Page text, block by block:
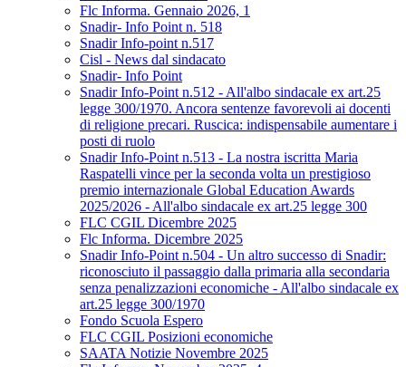
Flc Informa. Gennaio 2026, 1
Snadir- Info Point n. 518
Snadir Info-point n.517
Cisl - News dal sindacato
Snadir- Info Point
Snadir Info-Point n.512 - All'albo sindacale ex art.25
legge 300/1970. Ancora sentenze favorevoli ai docenti
di religione precari. Ruscica: indispensabile aumentare i
posti di ruolo
Snadir Info-Point n.513 - La nostra iscritta Maria
Raspatelli vince per la seconda volta un prestigioso
premio internazionale Global Education Awards
2025/2026 - All'albo sindacale ex art.25 legge 300
FLC CGIL Dicembre 2025
Flc Informa. Dicembre 2025
Snadir Info-Point n.504 - Un altro successo di Snadir:
riconosciuto il passaggio dalla primaria alla secondaria
senza penalizzazioni economiche - All'albo sindacale ex
art.25 legge 300/1970
Fondo Scuola Espero
FLC CGIL Posizioni economiche
SAATA Notizie Novembre 2025